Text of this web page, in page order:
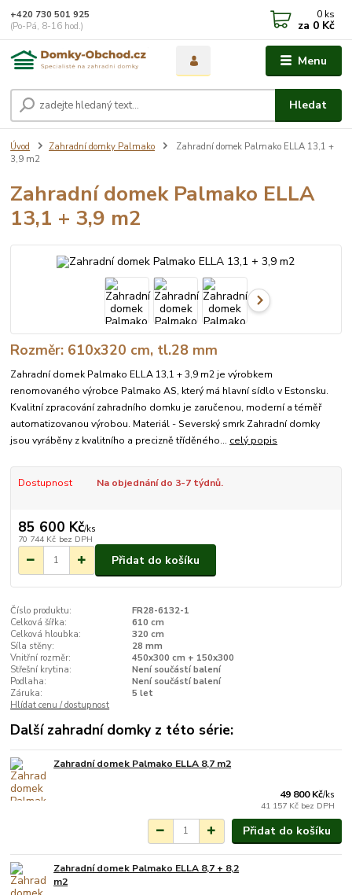
Menu
Hledat
+420 730 501 925
(Po-Pá, 8-16 hod.)
0 ks
za 0 Kč
Úvod Zahradní domky Palmako
Zahradní domek Palmako ELLA 13,1 +
3,9 m2
Zahradní domek Palmako ELLA
13,1 + 3,9 m2
Rozměr: 610x320 cm, tl.28 mm
Zahradní domek Palmako ELLA 13,1 + 3,9 m2 je výrobkem
renomovaného výrobce Palmako AS, který má hlavní sídlo v Estonsku.
Kvalitní zpracování zahradního domku je zaručenou, moderní a téměř
automatizovanou výrobou. Materiál - Severský smrk Zahradní domky
jsou vyráběny z kvalitního a precizně tříděného... celý popis
Dostupnost Na objednání do 3-7 týdnů.
85 600 Kč/ks
70 744 Kč bez DPH
Přidat do košíku
Číslo produktu:
FR28-6132-1
Celková šířka:
610 cm
Celková hloubka:
320 cm
Síla stěny:
28 mm
Vnitřní rozměr:
450x300 cm + 150x300
Střešní krytina:
Není součástí balení
Podlaha:
Není součástí balení
Záruka:
5 let
Hlídat cenu / dostupnost
Další zahradní domky z této série:
Zahradní domek Palmako ELLA 8,7 m2
49 800 Kč/ks
41 157 Kč bez DPH
Přidat do košíku
Zahradní domek Palmako ELLA 8,7 + 8,2
m2